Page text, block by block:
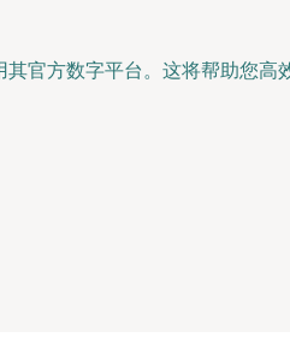
其官方数字平台。这将帮助您高